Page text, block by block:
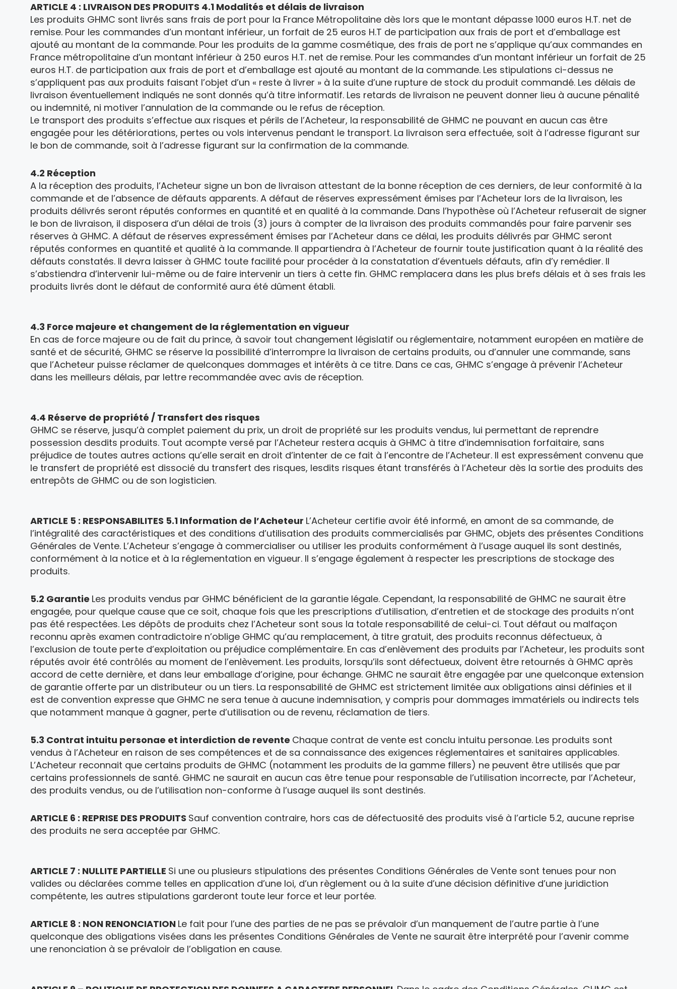
ARTICLE 4 : LIVRAISON DES PRODUITS 4.1 Modalités et délais de livraison
Les produits GHMC sont livrés sans frais de port pour la France Métropolitaine dès lors que le montant dépasse 1000 euros H.T. net de
remise. Pour les commandes d’un montant inférieur, un forfait de 25 euros H.T de participation aux frais de port et d’emballage est
ajouté au montant de la commande. Pour les produits de la gamme cosmétique, des frais de port ne s’applique qu’aux commandes en
France métropolitaine d’un montant inférieur à 250 euros H.T. net de remise. Pour les commandes d’un montant inférieur un forfait de 25
euros H.T. de participation aux frais de port et d’emballage est ajouté au montant de la commande. Les stipulations ci-dessus ne
s’appliquent pas aux produits faisant l’objet d’un « reste à livrer » à la suite d’une rupture de stock du produit commandé. Les délais de
livraison éventuellement indiqués ne sont donnés qu’à titre informatif. Les retards de livraison ne peuvent donner lieu à aucune pénalité
ou indemnité, ni motiver l’annulation de la commande ou le refus de réception.
Le transport des produits s’effectue aux risques et périls de l’Acheteur, la responsabilité de GHMC ne pouvant en aucun cas être
engagée pour les détériorations, pertes ou vols intervenus pendant le transport. La livraison sera effectuée, soit à l’adresse figurant sur
le bon de commande, soit à l’adresse figurant sur la confirmation de la commande.
4.2 Réception
A la réception des produits, l’Acheteur signe un bon de livraison attestant de la bonne réception de ces derniers, de leur conformité à la
commande et de l’absence de défauts apparents. A défaut de réserves expressément émises par l’Acheteur lors de la livraison, les
produits délivrés seront réputés conformes en quantité et en qualité à la commande. Dans l’hypothèse où l’Acheteur refuserait de signer
le bon de livraison, il disposera d’un délai de trois (3) jours à compter de la livraison des produits commandés pour faire parvenir ses
réserves à GHMC. A défaut de réserves expressément émises par l’Acheteur dans ce délai, les produits délivrés par GHMC seront
réputés conformes en quantité et qualité à la commande. Il appartiendra à l’Acheteur de fournir toute justification quant à la réalité des
défauts constatés. Il devra laisser à GHMC toute facilité pour procéder à la constatation d’éventuels défauts, afin d’y remédier. II
s’abstiendra d’intervenir lui-même ou de faire intervenir un tiers à cette fin. GHMC remplacera dans les plus brefs délais et à ses frais les
produits livrés dont le défaut de conformité aura été dûment établi.
4.3 Force majeure et changement de la réglementation en vigueur
En cas de force majeure ou de fait du prince, à savoir tout changement législatif ou réglementaire, notamment européen en matière de
santé et de sécurité, GHMC se réserve la possibilité d’interrompre la livraison de certains produits, ou d’annuler une commande, sans
que l’Acheteur puisse réclamer de quelconques dommages et intérêts à ce titre. Dans ce cas, GHMC s’engage à prévenir l’Acheteur
dans les meilleurs délais, par lettre recommandée avec avis de réception.
4.4 Réserve de propriété / Transfert des risques
GHMC se réserve, jusqu’à complet paiement du prix, un droit de propriété sur les produits vendus, lui permettant de reprendre
possession desdits produits. Tout acompte versé par l’Acheteur restera acquis à GHMC à titre d’indemnisation forfaitaire, sans
préjudice de toutes autres actions qu’elle serait en droit d’intenter de ce fait à l’encontre de l’Acheteur. Il est expressément convenu que
le transfert de propriété est dissocié du transfert des risques, lesdits risques étant transférés à l’Acheteur dès la sortie des produits des
entrepôts de GHMC ou de son logisticien.
ARTICLE 5 : RESPONSABILITES 5.1 Information de l’Acheteur L’Acheteur certifie avoir été informé, en amont de sa commande, de
l’intégralité des caractéristiques et des conditions d’utilisation des produits commercialisés par GHMC, objets des présentes Conditions
Générales de Vente. L’Acheteur s’engage à commercialiser ou utiliser les produits conformément à l’usage auquel ils sont destinés,
conformément à la notice et à la réglementation en vigueur. Il s’engage également à respecter les prescriptions de stockage des
produits.
5.2 Garantie Les produits vendus par GHMC bénéficient de la garantie légale. Cependant, la responsabilité de GHMC ne saurait être
engagée, pour quelque cause que ce soit, chaque fois que les prescriptions d’utilisation, d’entretien et de stockage des produits n’ont
pas été respectées. Les dépôts de produits chez l’Acheteur sont sous la totale responsabilité de celui-ci. Tout défaut ou malfaçon
reconnu après examen contradictoire n’oblige GHMC qu’au remplacement, à titre gratuit, des produits reconnus défectueux, à
l’exclusion de toute perte d’exploitation ou préjudice complémentaire. En cas d’enlèvement des produits par l’Acheteur, les produits sont
réputés avoir été contrôlés au moment de l’enlèvement. Les produits, lorsqu’ils sont défectueux, doivent être retournés à GHMC après
accord de cette dernière, et dans leur emballage d’origine, pour échange. GHMC ne saurait être engagée par une quelconque extension
de garantie offerte par un distributeur ou un tiers. La responsabilité de GHMC est strictement limitée aux obligations ainsi définies et il
est de convention expresse que GHMC ne sera tenue à aucune indemnisation, y compris pour dommages immatériels ou indirects tels
que notamment manque à gagner, perte d’utilisation ou de revenu, réclamation de tiers.
5.3 Contrat intuitu personae et interdiction de revente Chaque contrat de vente est conclu intuitu personae. Les produits sont
vendus à l’Acheteur en raison de ses compétences et de sa connaissance des exigences réglementaires et sanitaires applicables.
L’Acheteur reconnait que certains produits de GHMC (notamment les produits de la gamme fillers) ne peuvent être utilisés que par
certains professionnels de santé. GHMC ne saurait en aucun cas être tenue pour responsable de l’utilisation incorrecte, par l’Acheteur,
des produits vendus, ou de l’utilisation non-conforme à l’usage auquel ils sont destinés.
ARTICLE 6 : REPRISE DES PRODUITS Sauf convention contraire, hors cas de défectuosité des produits visé à l’article 5.2, aucune reprise
des produits ne sera acceptée par GHMC.
ARTICLE 7 : NULLITE PARTIELLE Si une ou plusieurs stipulations des présentes Conditions Générales de Vente sont tenues pour non
valides ou déclarées comme telles en application d’une loi, d’un règlement ou à la suite d’une décision définitive d’une juridiction
compétente, les autres stipulations garderont toute leur force et leur portée.
ARTICLE 8 : NON RENONCIATION Le fait pour l’une des parties de ne pas se prévaloir d’un manquement de l’autre partie à l’une
quelconque des obligations visées dans les présentes Conditions Générales de Vente ne saurait être interprété pour l’avenir comme
une renonciation à se prévaloir de l’obligation en cause.